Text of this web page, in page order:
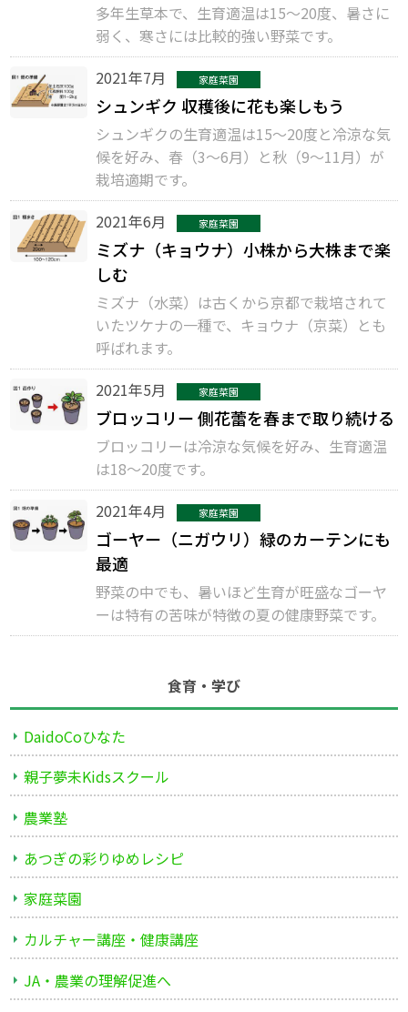
多年生草本で、生育適温は15〜20度、暑さに
弱く、寒さには比較的強い野菜です。
2021年7月
家庭菜園
シュンギク 収穫後に花も楽しもう
シュンギクの生育適温は15〜20度と冷涼な気
候を好み、春（3〜6月）と秋（9〜11月）が
栽培適期です。
2021年6月
家庭菜園
ミズナ（キョウナ）小株から大株まで楽
しむ
ミズナ（水菜）は古くから京都で栽培されて
いたツケナの一種で、キョウナ（京菜）とも
呼ばれます。
2021年5月
家庭菜園
ブロッコリー 側花蕾を春まで取り続ける
ブロッコリーは冷涼な気候を好み、生育適温
は18〜20度です。
2021年4月
家庭菜園
ゴーヤー（ニガウリ）緑のカーテンにも
最適
野菜の中でも、暑いほど生育が旺盛なゴーヤ
ーは特有の苦味が特徴の夏の健康野菜です。
食育・学び
DaidoCoひなた
親子夢未Kidsスクール
農業塾
あつぎの彩りゆめレシピ
家庭菜園
カルチャー講座・健康講座
JA・農業の理解促進へ